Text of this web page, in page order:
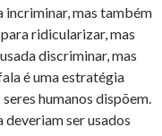
incriminar, mas também
ridicularizar, mas
discriminar, mas
é uma estratégia
humanos dispõem.
ser usados